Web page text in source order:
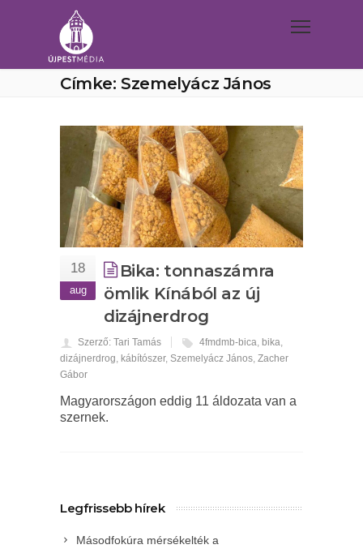
Címke: Szemelyácz János
18
aug
Bika: tonnaszámra
ömlik Kínából az új
dizájnerdrog
Szerző: Tari Tamás 4fmdmb-bica, bika,
dizájnerdrog, kábítószer, Szemelyácz János, Zacher
Gábor
Magyarországon eddig 11 áldozata van a
szernek.
Legfrissebb hírek
Másodfokúra mérsékelték a